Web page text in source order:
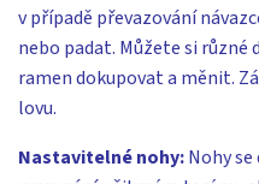
v případě převazování
nebo padat. Můžete si různé
ramen dokupovat a měnit.
lovu.
Nastavitelné nohy:Nohy